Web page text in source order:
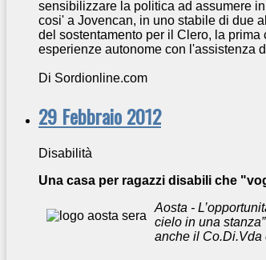
sensibilizzare la politica ad assumere
cosi' a Jovencan, in uno stabile di due
del sostentamento per il Clero, la
esperienze autonome con l'assistenza
Di Sordionline.com
29 Febbraio 2012
Disabilità
Una casa per ragazzi disabili che
Aosta -
cielo in una
anche il Co.Di.Vda